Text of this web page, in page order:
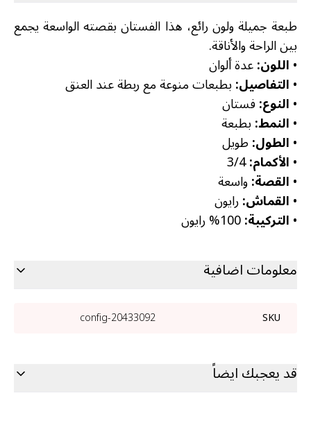
طبعة جميلة ولون رائع، هذا الفستان بقصته الواسعة يجمع
بين الراحة والأناقة.
•اللون:عدة ألوان
•التفاصيل:بطبعات منوعة مع ربطة عند العنق
•النوع:فستان
•النمط:بطبعة
•الطول:طويل
•الأكمام:3/4
•القصة:واسعة
•القماش:رايون
•التركيبة:
معلومات اضافية
SKU
20433092-config
قد يعجبك ايضاً